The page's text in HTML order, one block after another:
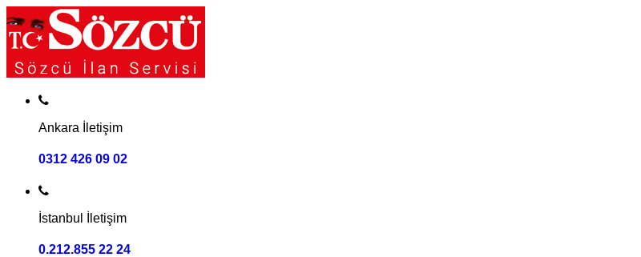
Ankara İletişim
0312 426 09 02
İstanbul İletişim
0.212.855 22 24